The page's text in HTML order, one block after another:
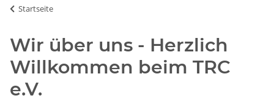
Startseite
Wir über uns - Herzlich
Willkommen beim TRC
e.V.